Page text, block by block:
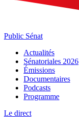
Public Sénat
Actualités
Sénatoriales 2026
Émissions
Documentaires
Podcasts
Programme
Le direct